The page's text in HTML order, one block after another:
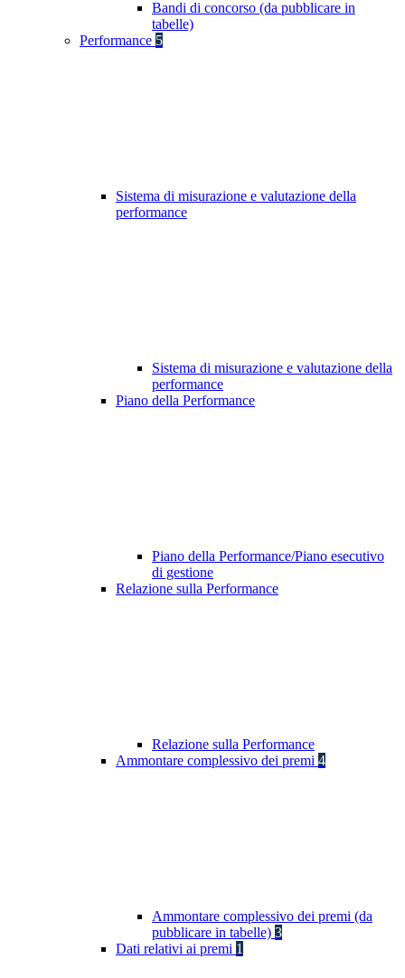
Bandi di concorso (da pubblicare in
tabelle)
Performance 5
Sistema di misurazione e valutazione della
performance
Sistema di misurazione e valutazione della
performance
Piano della Performance
Piano della Performance/Piano esecutivo
di gestione
Relazione sulla Performance
Relazione sulla Performance
Ammontare complessivo dei premi 4
Ammontare complessivo dei premi (da
pubblicare in tabelle) 3
Dati relativi ai premi 1